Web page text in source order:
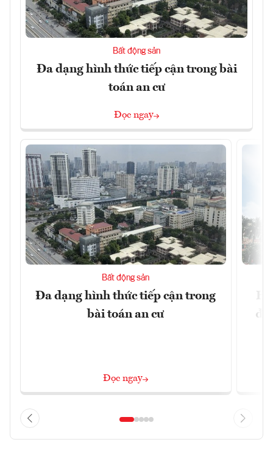
Bất động sản
Đa dạng hình thức tiếp cận trong bài
toán an cư
Đọc ngay
Bất động sản
Đa dạng hình thức tiếp cận trong
bài toán an cư
Đọc ngay